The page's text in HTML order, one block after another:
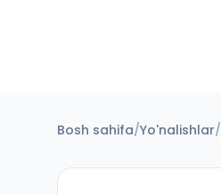
Bosh sahifa/Yo'nalishlar/